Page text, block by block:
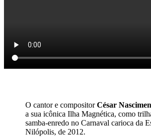
O cantor e compositorCésar
a sua icônica Ilha Magnética, como
samba-enredo no Carnaval carioca da
Nilópolis, de 2012.